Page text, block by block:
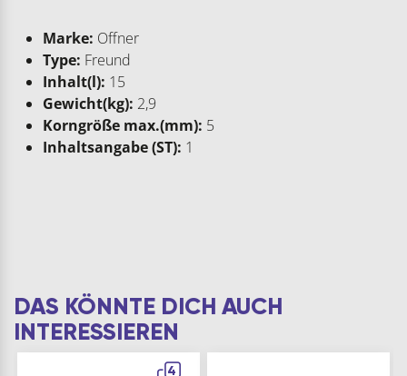
Marke: Offner
Type: Freund
Inhalt(l): 15
Gewicht(kg): 2,9
Korngröße max.(mm): 5
Inhaltsangabe (ST): 1
DAS KÖNNTE DICH AUCH
INTERESSIEREN
4